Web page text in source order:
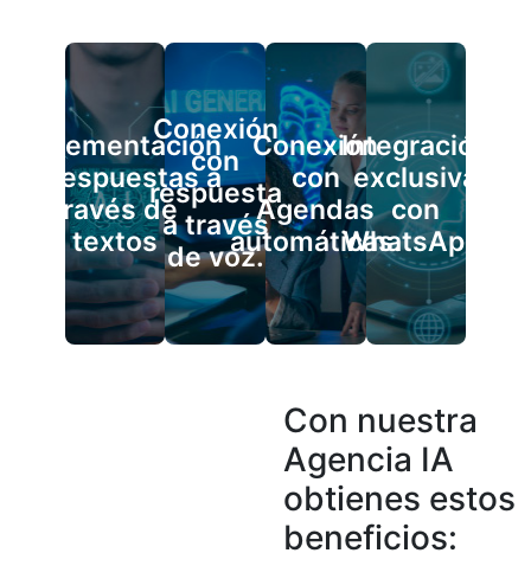
Implementación
de respuestas a
través de
textos
Conexión
con
respuesta
a través
de voz.
Conexión
con
Agendas
automáticas.
Integración
exclusiva
con
WhatsApp.
Con nuestra
Agencia IA
obtienes estos
beneficios: